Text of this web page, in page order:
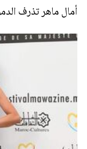
أمال ماهر تذرف